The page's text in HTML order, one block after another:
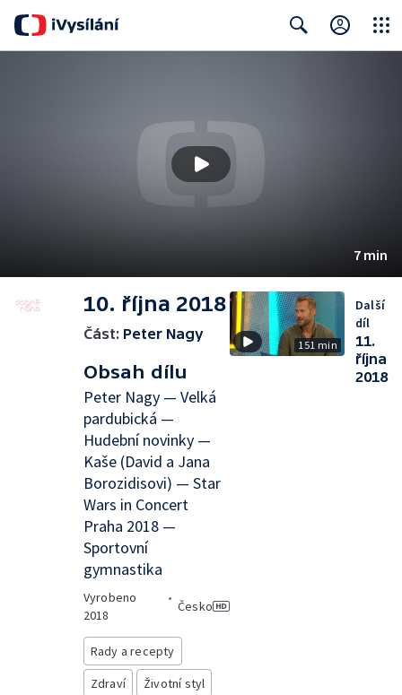
7 min
10. října 2018
Část: Peter Nagy
Obsah dílu
Peter Nagy — Velká
pardubická —
Hudební novinky —
Kaše (David a Jana
Borozidisovi) — Star
Wars in Concert
Praha 2018 —
Sportovní
gymnastika
Vyrobeno
2018
•
Česko
Rady a recepty
Zdraví
Životní styl
151 min
Další
díl
11.
října
2018